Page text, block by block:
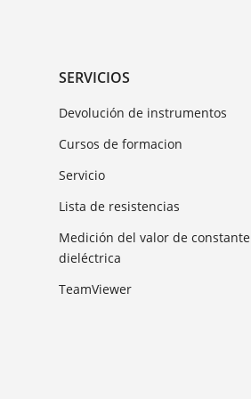
SERVICIOS
Devolución de instrumentos
Cursos de formacion
Servicio
Lista de resistencias
Medición del valor de constante
dieléctrica
TeamViewer